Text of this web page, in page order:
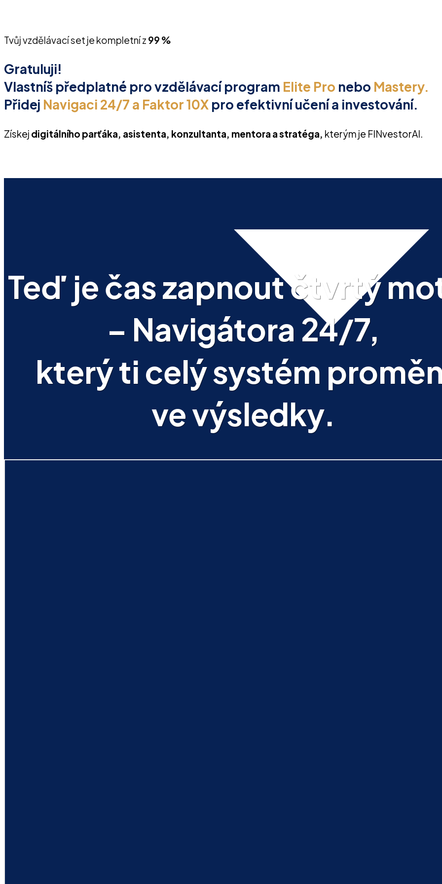
Tvůj vzdělávací set je kompletní z 99 %
Gratuluji!
Vlastníš předplatné pro vzdělávací program Elite Pro nebo Mastery.
Přidej Navigaci 24/7 a Faktor 10X pro efektivní učení a investování.
Získej digitálního parťáka, asistenta, konzultanta, mentora a stratéga, kterým je FINvestorAI.
Teď je čas zapnout čtvrtý
– Navigátora 24/7,
který ti celý systém
ve výsledky.